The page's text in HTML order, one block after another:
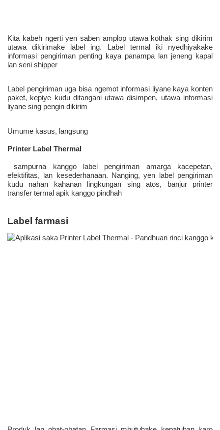
Kita kabeh ngerti yen saben amplop utawa kothak sing dikirim
utawa dikirimake label ing. Label termal iki nyedhiyakake
informasi pengiriman penting kaya panampa lan jeneng kapal
lan seni shipper
Label pengiriman uga bisa ngemot informasi liyane kaya konten
paket, kepiye kudu ditangani utawa disimpen, utawa informasi
liyane sing pengin dikirim
sampurna kanggo label pengiriman amarga kacepetan,
efektifitas, lan kesederhanaan. Nanging, yen label pengiriman
kudu nahan kahanan lingkungan sing atos, banjur printer
transfer termal apik kanggo pindhah